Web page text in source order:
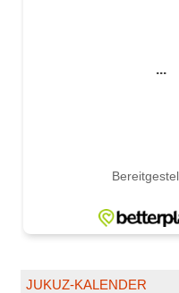
JUKUZ-KALENDER